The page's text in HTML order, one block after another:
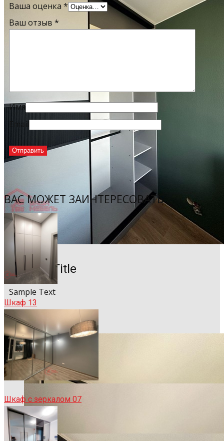
Sample Title
Sample Text
Ваша оценка *
Ваш отзыв *
Имя
Email
ВАС МОЖЕТ ЗАИНТЕРЕСОВАТЬ
Шкаф 13
Шкаф с зеркалом 07